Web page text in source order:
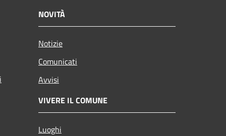
NOVITÀ
Notizie
Comunicati
Avvisi
VIVERE IL COMUNE
Luoghi